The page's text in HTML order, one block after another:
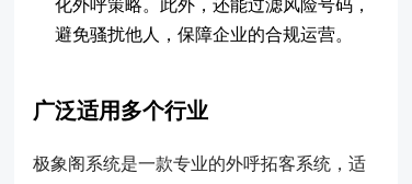
避免骚扰他人，保障企业的合规运营。
广泛适用多个行业
极象阁系统是一款专业的外呼拓客系统，适